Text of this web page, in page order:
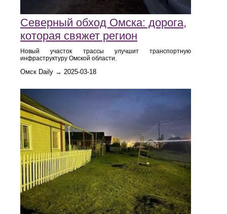
Северный обход Омска: дорога,
которая свяжет регион
Новый участок трассы улучшит транспортную
инфраструктуру Омской области.
Омск Daily → 2025-03-18